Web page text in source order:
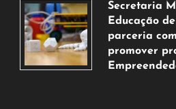
de
agosto
de
2026
Secretaria
Educação
parceria
promover